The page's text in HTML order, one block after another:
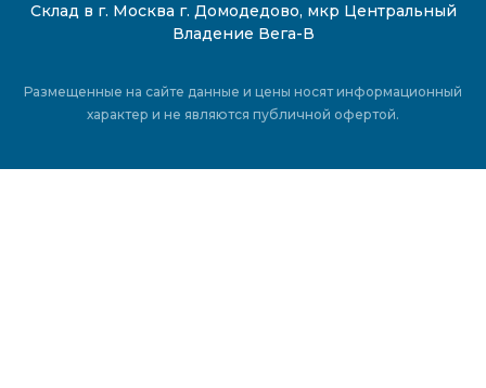
Склад в г. Москва г. Домодедово, мкр Центральный
Владение Вега-В
Размещенные на сайте данные и цены носят информационный
характер и не являются публичной офертой.